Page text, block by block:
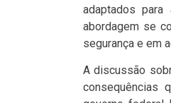
adaptados
abordagem se
segurança e em
A discussão
consequências